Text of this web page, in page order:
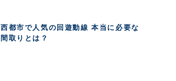
西都市で人気の回遊動線 本当に必要な
間取りとは？